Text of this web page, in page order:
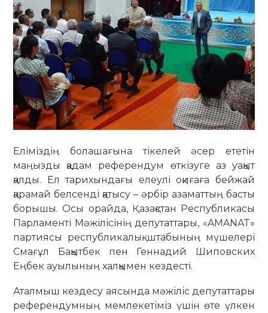
Еліміздің болашағына тікелей әсер ететін
маңызды қадам референдум өткізуге аз уақыт
қалды. Ел тарихындағы елеулі оқиғаға бейжай
қарамай белсенді қатысу – әрбір азаматтың басты
борышы. Осы орайда, Қазақстан Республикасы
Парламенті Мәжілісінің депутаттары, «AMANAT»
партиясы республикалық штабының мүшелері
Смағұл Бақытбек пен Геннадий Шиповских
Еңбек ауылының халқымен кездесті.
Аталмыш кездесу аясында мәжіліс депутаттары
референдумның мемлекетіміз үшін өте үлкен